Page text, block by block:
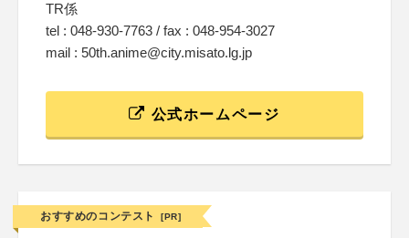
TR係
tel : 048-930-7763 / fax : 048-954-3027
mail : 50th.anime@city.misato.lg.jp
公式ホームページ
おすすめのコンテスト [PR]